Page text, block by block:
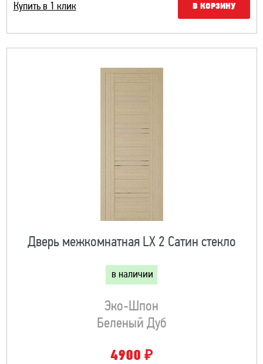
Купить в 1 клик В КОРЗИНУ
Дверь межкомнатная LX 2 Сатин стекло
в наличии
Эко-Шпон
Беленый Дуб
4900 ₽